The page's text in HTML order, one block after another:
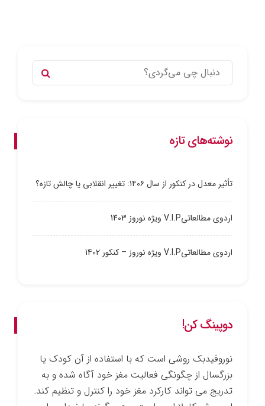
نوشته‌های تازه
تأثیر معدل در کنکور از سال ۱۴۰۶: تغییر انقلابی یا چالش تازه؟
اردوی مطالعاتیV.I.P ویژه نوروز 1403
اردوی مطالعاتیV.I.P ویژه نوروز – کنکور 1402
دوپینگ کن!
نوروفیدبک روشی است که با استفاده از آن کودک یا
بزرگسال از چگونگی فعالیت مغز خود آگاه شده و به
تدریج می ­تواند کارکرد مغز خود را کنترل و تنظیم کند.